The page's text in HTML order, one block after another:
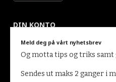
DIN KONTO
Meld deg på vårt nyhetsbrev
Og motta tips og triks samt
Sendes ut maks 2 ganger i